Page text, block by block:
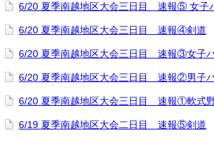
6/20 夏季南越地区大会三日目 速報⑤ 女子
6/20 夏季南越地区大会三日目 速報④剣道
6/20 夏季南越地区大会三日目 速報③女子
6/20 夏季南越地区大会三日目 速報②男子
6/20 夏季南越地区大会三日目 速報①軟式
6/19 夏季南越地区大会二日目 速報⑤剣道